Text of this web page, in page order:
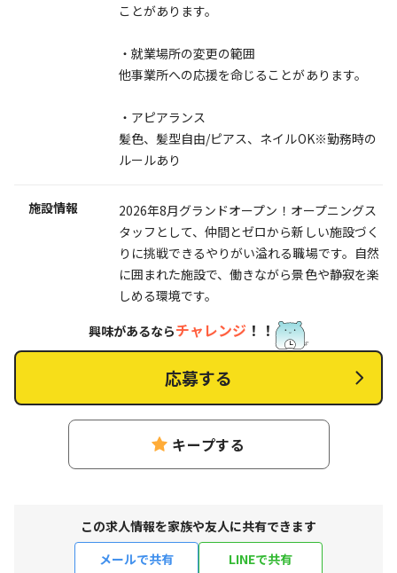
ことがあります。
・就業場所の変更の範囲
他事業所への応援を命じることがあります。
・アピアランス
髪色、髪型自由/ピアス、ネイルOK※勤務時の
ルールあり
施設情報
2026年8月グランドオープン！オープニングス
タッフとして、仲間とゼロから新しい施設づく
りに挑戦できるやりがい溢れる職場です。自然
に囲まれた施設で、働きながら景色や静寂を楽
しめる環境です。
キープする
興味があるならチャレンジ ！！
応募する
この求人情報を家族や友人に共有できます
メールで共有
LINEで共有